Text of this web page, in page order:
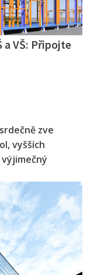
a VŠ: Připojte
zve
vyšších